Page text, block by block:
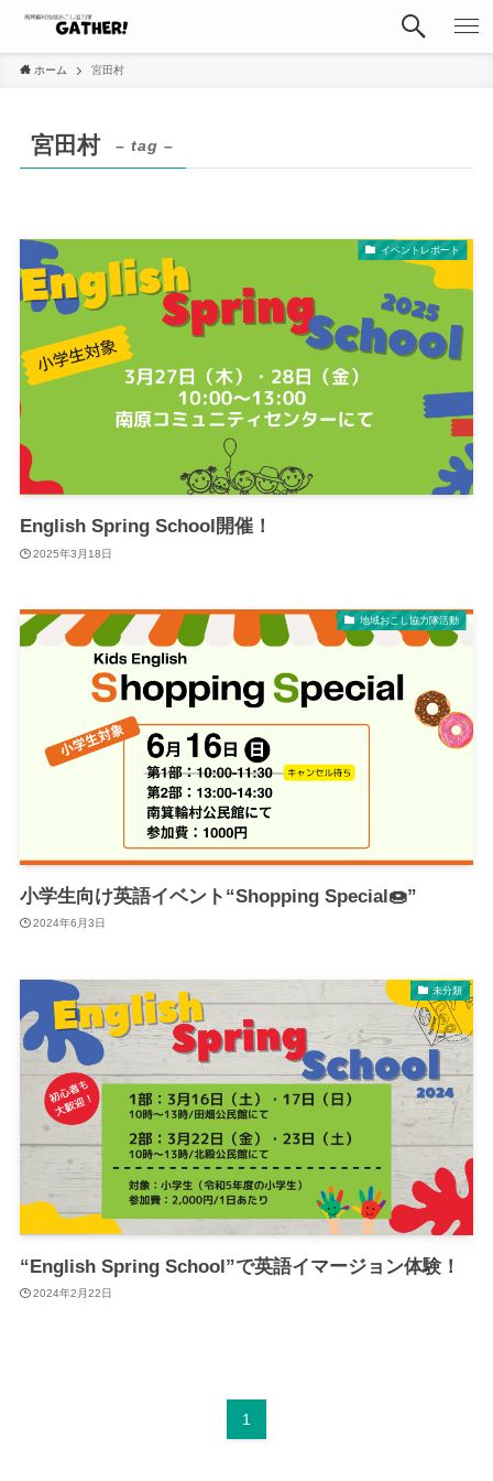
ホーム 宮田村
宮田村 – tag –
イベントレポート
English Spring School開催！
2025年3月18日
地域おこし協力隊活動
小学生向け英語イベント“Shopping Special🍩”
2024年6月3日
未分類
“English Spring School”で英語イマージョン体験！
2024年2月22日
1